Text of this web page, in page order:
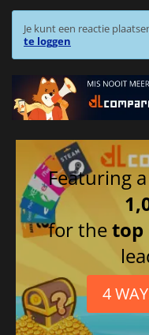
Je kunt een reactie
te loggen
Featuring
for thetop
4